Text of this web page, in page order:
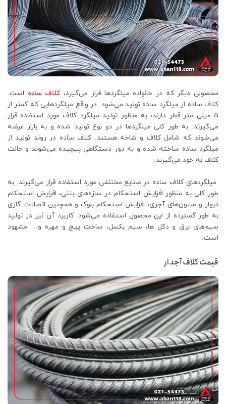
محصولی دیگر که در خانواده میلگردها قرار می‌گیرد، کلاف ساده است.
کلاف ساده از میلگرد ساده تولید می‌شود. در واقع میلگردهایی که کمتر از
5 میلی متر قطر دارند، به منظور تولید میلگرد کلاف مورد استفاده قرار
می‌گیرند. به طور کلی میلگردها در دو نوع تولید شده و به بازار عرضه
می‌شوند که شامل کلاف و شاخه هستند. کلاف ساده در روند تولید از
میلگرد ساده ساخته شده و به دور دستگاهی پیچیده می‌شوند و حالت
کلاف به خود می‌گیرند.
میلگردهای کلاف ساده در صنایع مختلفی مورد استفاده قرار می‌گیرند. به
طور کلی به منظور افزایش استحکام در سازه‌های بتنی، افزایش استحکام
دیوار و ستون‌های آجری، افزایش استحکام بلوک و همچنین اتصالات گازی
به طور گسترده از این محصول استفاده می‌شود. کاربرد آن نیز در تولید
سیم‌های برق و دکل ها، سیم بکسل، ساخت پیچ و مهره و… مشهود
است.
قیمت کلاف آجدار